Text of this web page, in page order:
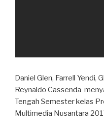
Daniel Glen, Farrell Yendi,
Reynaldo Cassenda
Tengah Semester kelas
Multimedia Nusantara